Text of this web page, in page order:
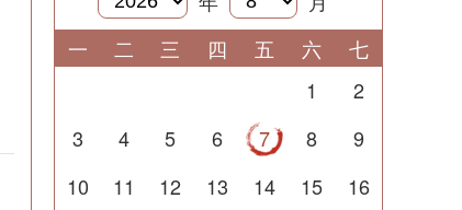
一
二 三 四 五 六
七
1
2
3
4 5 6 7 8
9
10
11 12 13 14 15
16